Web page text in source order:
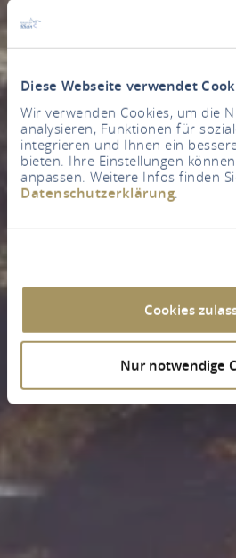
Diese Webseite verwendet
Wir verwenden Cookies, um die
analysieren, Funktionen für
integrieren und Ihnen ein
bieten. Ihre Einstellungen
anpassen. Weitere Infos finden
Datenschutzerklärung.
Cookies
Nur notwendige